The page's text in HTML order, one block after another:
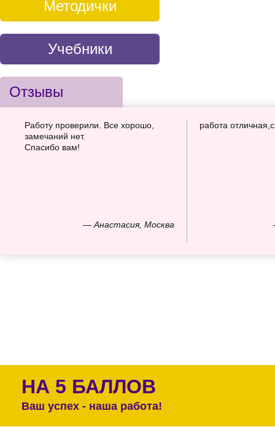
Методички
Учебники
Отзывы
— Анастасия, Москва
Работу проверили. Все хорошо,
замечаний нет.
Спасибо вам!
работа
НА 5 БАЛЛОВ
Ваш успех - наша работа!